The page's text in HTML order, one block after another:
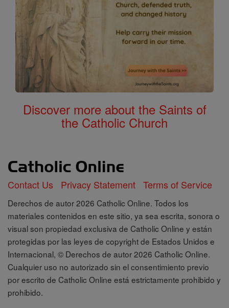
Discover more about the Saints of
the Catholic Church
Contact Us Privacy Statement Terms of Service
Derechos de autor 2026 Catholic Online. Todos los
materiales contenidos en este sitio, ya sea escrita, sonora o
visual son propiedad exclusiva de Catholic Online y están
protegidas por las leyes de copyright de Estados Unidos e
Internacional, © Derechos de autor 2026 Catholic Online.
Cualquier uso no autorizado sin el consentimiento previo
por escrito de Catholic Online está estrictamente prohibido y
prohibido.